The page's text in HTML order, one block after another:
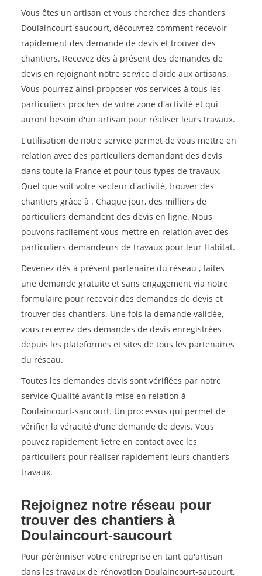
Vous êtes un artisan et vous cherchez des chantiers
Doulaincourt-saucourt, découvrez comment recevoir
rapidement des demande de devis et trouver des
chantiers. Recevez dès à présent des demandes de
devis en rejoignant notre service d'aide aux artisans.
Vous pourrez ainsi proposer vos services à tous les
particuliers proches de votre zone d'activité et qui
auront besoin d'un artisan pour réaliser leurs travaux.
L'utilisation de notre service permet de vous mettre en
relation avec des particuliers demandant des devis
dans toute la France et pour tous types de travaux.
Quel que soit votre secteur d'activité, trouver des
chantiers grâce à . Chaque jour, des milliers de
particuliers demandent des devis en ligne. Nous
pouvons facilement vous mettre en relation avec des
particuliers demandeurs de travaux pour leur Habitat.
Devenez dès à présent partenaire du réseau , faites
une demande gratuite et sans engagement via notre
formulaire pour recevoir des demandes de devis et
trouver des chantiers. Une fois la demande validée,
vous recevrez des demandes de devis enregistrées
depuis les plateformes et sites de tous les partenaires
du réseau.
Toutes les demandes devis sont vérifiées par notre
service Qualité avant la mise en relation à
Doulaincourt-saucourt. Un processus qui permet de
vérifier la véracité d'une demande de devis. Vous
pouvez rapidement $etre en contact avec les
particuliers pour réaliser rapidement leurs chantiers
travaux.
Rejoignez notre réseau pour
trouver des chantiers à
Doulaincourt-saucourt
Pour pérénniser votre entreprise en tant qu'artisan
dans les travaux de rénovation Doulaincourt-saucourt,